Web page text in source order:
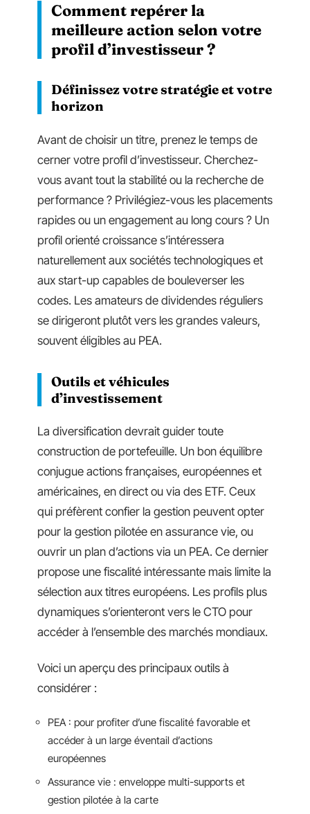
Comment repérer la
meilleure action selon votre
profil d’investisseur ?
Définissez votre stratégie et votre
horizon
Avant de choisir un titre, prenez le temps de
cerner votre profil d’investisseur. Cherchez-
vous avant tout la stabilité ou la recherche de
performance ? Privilégiez-vous les placements
rapides ou un engagement au long cours ? Un
profil orienté croissance s’intéressera
naturellement aux sociétés technologiques et
aux start-up capables de bouleverser les
codes. Les amateurs de dividendes réguliers
se dirigeront plutôt vers les grandes valeurs,
souvent éligibles au PEA.
Outils et véhicules
d’investissement
La diversification devrait guider toute
construction de portefeuille. Un bon équilibre
conjugue actions françaises, européennes et
américaines, en direct ou via des ETF. Ceux
qui préfèrent confier la gestion peuvent opter
pour la gestion pilotée en assurance vie, ou
ouvrir un plan d’actions via un PEA. Ce dernier
propose une fiscalité intéressante mais limite la
sélection aux titres européens. Les profils plus
dynamiques s’orienteront vers le CTO pour
accéder à l’ensemble des marchés mondiaux.
Voici un aperçu des principaux outils à
considérer :
PEA : pour profiter d’une fiscalité favorable et
accéder à un large éventail d’actions
européennes
Assurance vie : enveloppe multi-supports et
gestion pilotée à la carte